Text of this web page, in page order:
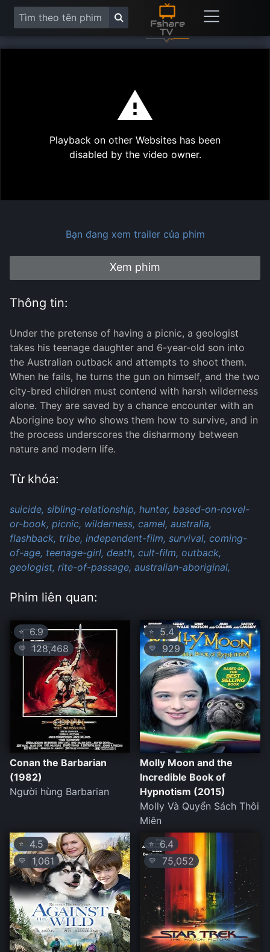
Play
Playback on other Websites has been
disabled by the video owner.
Bạn đang xem trailer của phim
Xem phim
Thông tin:
Under the pretense of having a picnic, a geologist
takes his teenage daughter and 6-year-old son into
the Australian outback and attempts to shoot them.
When he fails, he turns the gun on himself, and the two
city-bred children must contend with harsh wilderness
alone. They are saved by a chance encounter with an
Aborigine boy who shows them how to survive, and in
the process underscores the disharmony between
nature and modern life.
Từ khóa:
suicide, sibling-relationship, hunter, based-on-novel-
or-book, picnic, wilderness, camel, australia,
flashback, tribe, independent-film, survival, coming-
of-age, teenage-girl, death, cult-film, outback,
geologist, rite-of-passage, australian-aboriginal,
Phim liên quan:
⭐6.9
💛 128,468
Conan the Barbarian
(1982)
Người hùng Barbarian
⭐ 5.4
💛 929
Molly Moon and the
Incredible Book of
Hypnotism (2015)
Molly Và Quyển Sách Thôi
Miên
⭐ 4.5
💛 1,061
⭐ 6.4
💛 75,052